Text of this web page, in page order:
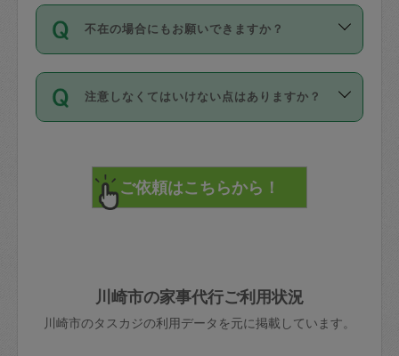
を依頼してください。
参考
【詳細】タスカジさんの登録に際
写真を撮り、
詳細FAQ：
損害賠償保険について教えて
1. 直前キャンセル（定期、スポット契約
共通）
72時間を超える※と、以下のキャンセル
料が発生します。
直前キャンセル料：
72時間前〜24時間前＝依頼料金の50%
依頼者不在による当日キャンセル＝依頼
金額の100%＋交通費全額
「お試し利用」というメニューはありま
せんが、「一回のみ」依頼を活用するこ
とによって、気に入ったタスカジさんを
まず、条件の合う気になるタスカジさ
みてください。
その後、一番気に入ったタスカジさんに
不在の場合にもお願いできますか？
不在の場合の作業はタスカジさんの同意
が必要です。数回の依頼ののち、タスカ
ジさんと依頼者の間で十分な信頼関係が
てください。
不在時に部屋に入るためにタスカジさん
きた場合は損害保険の対象外となるので
ご注意ください。
注意しなくてはいけない点はありますか？
で、必ず鍵のかかるロッカーや金庫に入
れて依頼者の責任の元管理するよう心掛
けてください。
玉、など
あわせてこちらも参照ください：初めて
川崎市の家事代行ご利用状況
川崎市のタスカジの利用データを元に掲載しています。